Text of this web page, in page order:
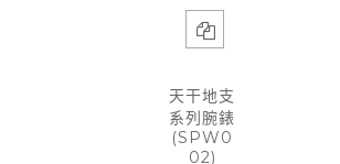
天干地支
系列腕錶
(SPW0
02)